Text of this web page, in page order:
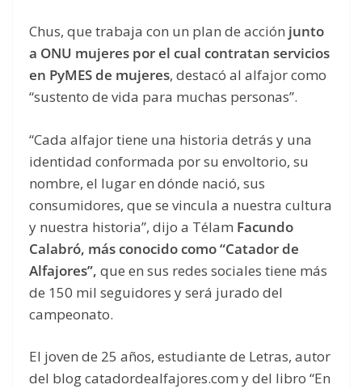
Chus, que trabaja con un plan de acción junto
a ONU mujeres por el cual contratan servicios
en PyMES de mujeres, destacó al alfajor como
“sustento de vida para muchas personas”.
“Cada alfajor tiene una historia detrás y una
identidad conformada por su envoltorio, su
nombre, el lugar en dónde nació, sus
consumidores, que se vincula a nuestra cultura
y nuestra historia”, dijo a Télam Facundo
Calabró, más conocido como “Catador de
Alfajores”, que en sus redes sociales tiene más
de 150 mil seguidores y será jurado del
campeonato.
El joven de 25 años, estudiante de Letras, autor
del blog catadordealfajores.com y del libro “En